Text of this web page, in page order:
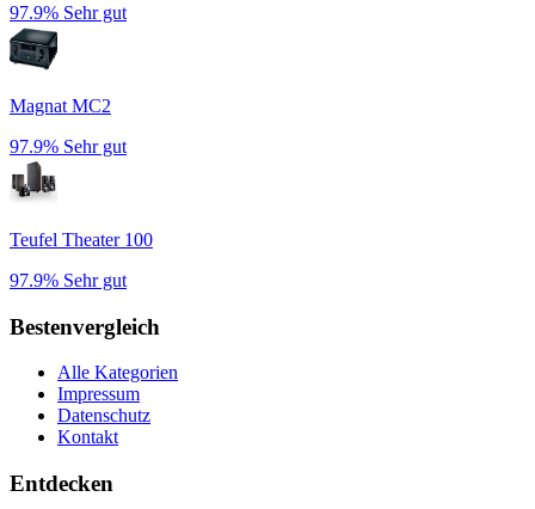
97.9% Sehr gut
Magnat MC2
97.9% Sehr gut
Teufel Theater 100
97.9% Sehr gut
Bestenvergleich
Alle Kategorien
Impressum
Datenschutz
Kontakt
Entdecken